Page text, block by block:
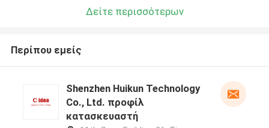
Δείτε περισσότερων
Περίπου εμείς
Shenzhen Huikun Technology
Co., Ltd. προφίλ
κατασκευαστή